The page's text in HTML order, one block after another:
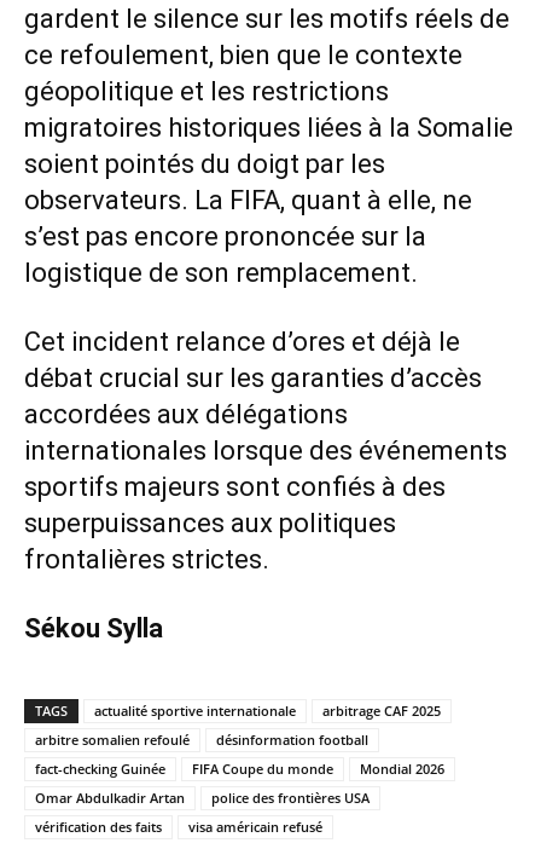
gardent le silence sur les motifs réels de
ce refoulement, bien que le contexte
géopolitique et les restrictions
migratoires historiques liées à la Somalie
soient pointés du doigt par les
observateurs. La FIFA, quant à elle, ne
s’est pas encore prononcée sur la
logistique de son remplacement.
Cet incident relance d’ores et déjà le
débat crucial sur les garanties d’accès
accordées aux délégations
internationales lorsque des événements
sportifs majeurs sont confiés à des
superpuissances aux politiques
frontalières strictes.
Sékou Sylla
TAGS actualité sportive internationale
arbitrage CAF 2025
arbitre somalien refoulé
désinformation football
fact-checking Guinée
FIFA Coupe du monde
Mondial 2026
Omar Abdulkadir Artan
police des frontières USA
vérification des faits
visa américain refusé